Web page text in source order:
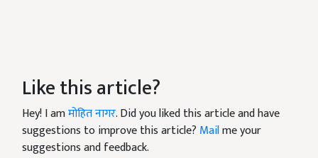
Like this article?
Hey! I amमोहित नागर. Did you liked this article and have
suggestions to improve this article? Mailme your
suggestions and feedback.